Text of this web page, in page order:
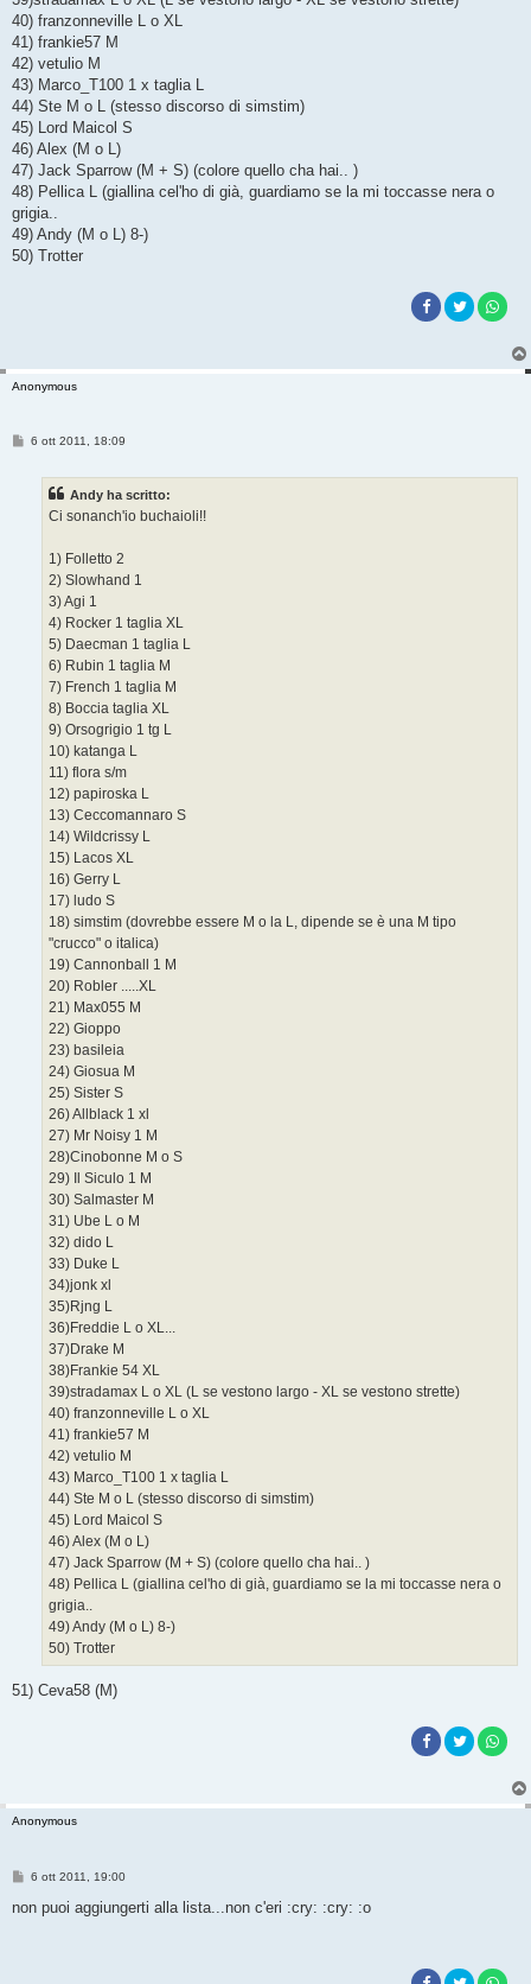
40) franzonneville L o XL
41) frankie57 M
42) vetulio M
43) Marco_T100 1 x taglia L
44) Ste M o L (stesso discorso di simstim)
45) Lord Maicol S
46) Alex (M o L)
47) Jack Sparrow (M + S) (colore quello cha hai.. )
48) Pellica L (giallina cel'ho di già, guardiamo se la mi toccasse nera o
grigia..
49) Andy (M o L) 8-)
50) Trotter
Anonymous
M6 ott 2011, 18:09
Andy ha scritto:
Ci sonanch'io buchaioli!!
1) Folletto 2
2) Slowhand 1
3) Agi 1
4) Rocker 1 taglia XL
5) Daecman 1 taglia L
6) Rubin 1 taglia M
7) French 1 taglia M
8) Boccia taglia XL
9) Orsogrigio 1 tg L
10) katanga L
11) flora s/m
12) papiroska L
13) Ceccomannaro S
14) Wildcrissy L
15) Lacos XL
16) Gerry L
17) ludo S
18) simstim (dovrebbe essere M o la L, dipende se è una M tipo
"crucco" o italica)
19) Cannonball 1 M
20) Robler .....XL
21) Max055 M
22) Gioppo
23) basileia
24) Giosua M
25) Sister S
26) Allblack 1 xl
27) Mr Noisy 1 M
28)Cinobonne M o S
29) Il Siculo 1 M
30) Salmaster M
31) Ube L o M
32) dido L
33) Duke L
34)jonk xl
35)Rjng L
36)Freddie L o XL...
37)Drake M
38)Frankie 54 XL
39)stradamax L o XL (L se vestono largo - XL se vestono strette)
40) franzonneville L o XL
41) frankie57 M
42) vetulio M
43) Marco_T100 1 x taglia L
44) Ste M o L (stesso discorso di simstim)
45) Lord Maicol S
46) Alex (M o L)
47) Jack Sparrow (M + S) (colore quello cha hai.. )
48) Pellica L (giallina cel'ho di già, guardiamo se la mi toccasse nera o
grigia..
49) Andy (M o L) 8-)
50) Trotter
51) Ceva58 (M)
Anonymous
M
s
6 ott 2011, 19:00
non puoi aggiungerti alla lista...non c'eri :cry: :cry: :o